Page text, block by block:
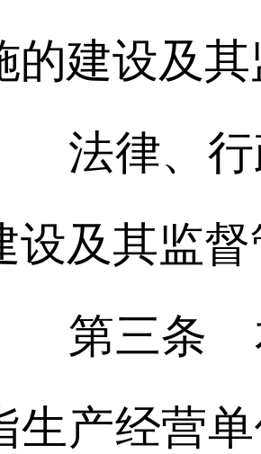
的建设及
法律、行
设及其监
第三条 本
生产经营